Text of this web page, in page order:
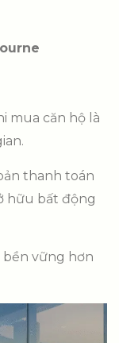
mua căn hộ là
thanh toán
hữu bất động
bền vững hơn